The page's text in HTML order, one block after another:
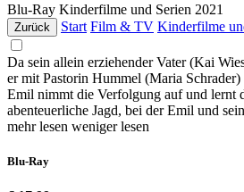
Blu-Ray Kinderfilme und Serien 2021
Zurück Start Film & TV Kinderfilme
Da sein allein erziehender Vater (Kai
er mit Pastorin Hummel (Maria
Emil nimmt die Verfolgung auf und lernt
abenteuerliche Jagd, bei der Emil und
mehr lesen weniger lesen
Blu-Ray